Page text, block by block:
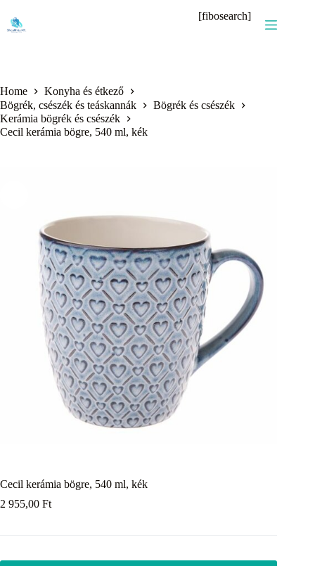
content
[fibosearch]
Home
Konyha és étkező
Bögrék, csészék és teáskannák
Bögrék és csészék
Kerámia bögrék és csészék
Cecil kerámia bögre, 540 ml, kék
Cecil kerámia bögre, 540 ml, kék
2 955,00 Ft